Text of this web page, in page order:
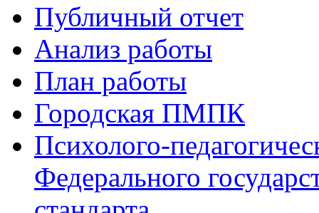
Публичный отчет
Анализ работы
План работы
Городская ПМПК
Психолого-
Федерального